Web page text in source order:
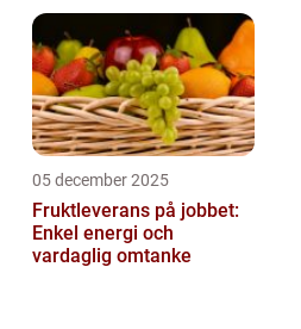
05 december 2025
Fruktleverans på jobbet:
Enkel energi och
vardaglig omtanke